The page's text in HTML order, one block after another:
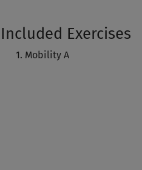
Included Exercises
Mobility A